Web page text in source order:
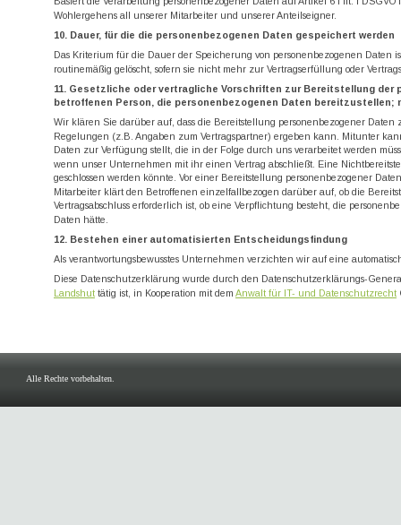
Alle Rechte vorbehalten.
Wohlergehens all unserer Mitarbeiter und unserer Anteilseigner.
10. Dauer, für die die personenbezogenen Daten gespeichert werden
Das Kriterium für die Dauer der Speicherung von personenbezogenen
routinemäßig gelöscht, sofern sie nicht mehr zur Vertragserfüllung oder
11. Gesetzliche oder vertragliche Vorschriften zur Bereitstellung
betroffenen Person, die personenbezogenen Daten
Wir klären Sie darüber auf, dass die Bereitstellung personenbezogener
Regelungen (z.B. Angaben zum Vertragspartner) ergeben kann. Mitunter
Daten zur Verfügung stellt, die in der Folge durch uns verarbeitet werden
wenn unser Unternehmen mit ihr einen Vertrag abschließt. Eine
geschlossen werden könnte. Vor einer Bereitstellung personenbezogener
Mitarbeiter klärt den Betroffenen einzelfallbezogen darüber auf, ob die
Vertragsabschluss erforderlich ist, ob eine Verpflichtung besteht, die
Daten hätte.
12. Bestehen einer automatisierten Entscheidungsfindung
Als verantwortungsbewusstes Unternehmen verzichten wir auf eine
Diese Datenschutzerklärung wurde durch den Datenschutzerklärungs-
Landshut tätig ist, in Kooperation mit dem Anwalt für IT- und Datenschutzrecht